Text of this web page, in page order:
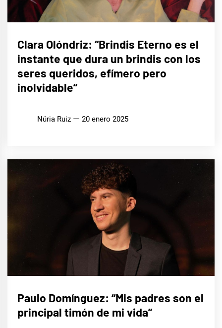
MÚSICA
Clara Olóndriz: “Brindis Eterno es el
instante que dura un brindis con los
seres queridos, efímero pero
inolvidable”
Núria Ruiz 20 enero 2025
MÚSICA
Paulo Domínguez: “Mis padres son el
principal timón de mi vida”